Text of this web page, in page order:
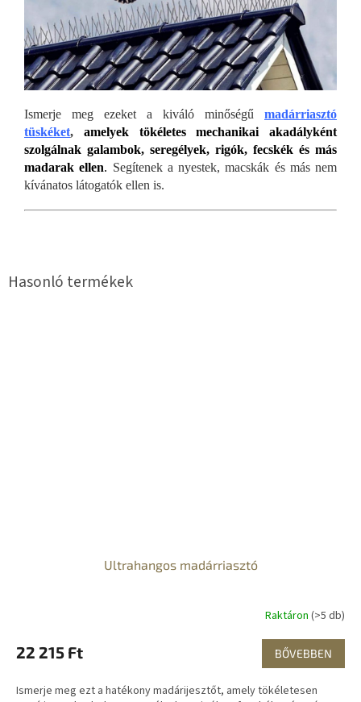
Ismerje meg ezeket a kiváló minőségű madárriasztó
tüskéket, amelyek tökéletes mechanikai akadályként
szolgálnak galambok, seregélyek, rigók, fecskék és más
madarak ellen. Segítenek a nyestek, macskák és más nem
kívánatos látogatók ellen is.
Ultrahangos madárriasztó
Raktáron (>5 db)
22 215 Ft BŐVEBBEN
Ismerje meg ezt a hatékony madárijesztőt, amely tökéletesen